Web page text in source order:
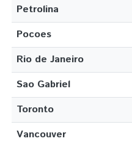
Petrolina
Pocoes
Rio de Janeiro
Sao Gabriel
Toronto
Vancouver